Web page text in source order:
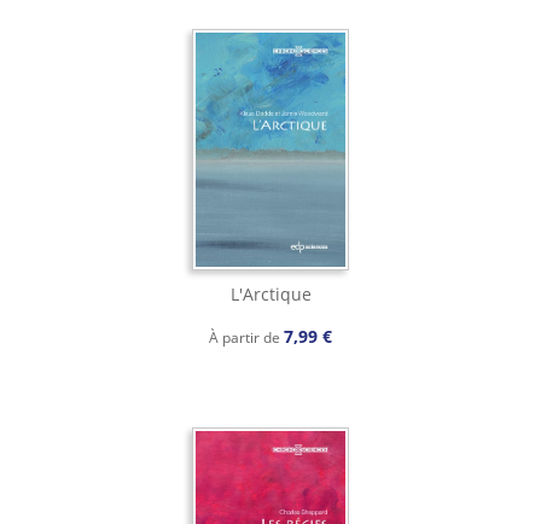
L'Arctique
À partir de 7,99 €